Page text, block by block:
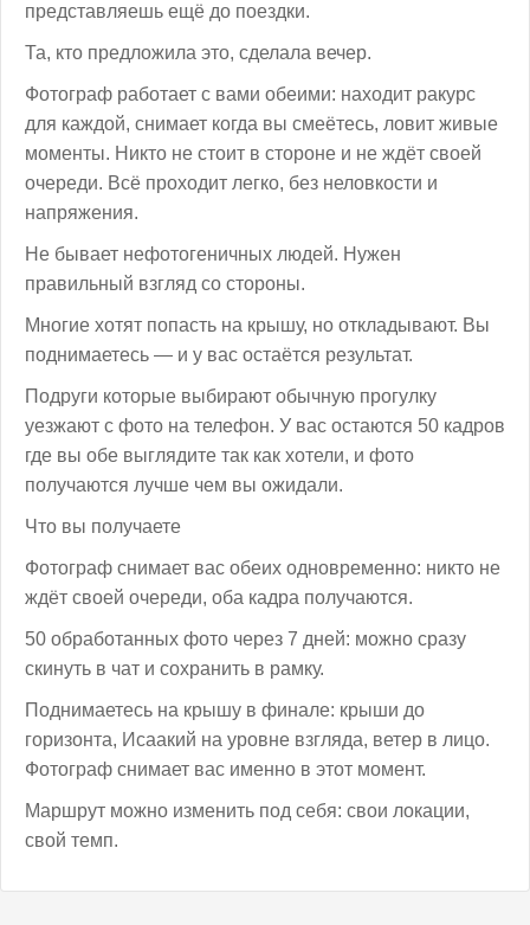
представляешь ещё до поездки.
Та, кто предложила это, сделала вечер.
Фотограф работает с вами обеими: находит ракурс
для каждой, снимает когда вы смеётесь, ловит живые
моменты. Никто не стоит в стороне и не ждёт своей
очереди. Всё проходит легко, без неловкости и
напряжения.
Не бывает нефотогеничных людей. Нужен
правильный взгляд со стороны.
Многие хотят попасть на крышу, но откладывают. Вы
поднимаетесь — и у вас остаётся результат.
Подруги которые выбирают обычную прогулку
уезжают с фото на телефон. У вас остаются 50 кадров
где вы обе выглядите так как хотели, и фото
получаются лучше чем вы ожидали.
Что вы получаете
Фотограф снимает вас обеих одновременно: никто не
ждёт своей очереди, оба кадра получаются.
50 обработанных фото через 7 дней: можно сразу
скинуть в чат и сохранить в рамку.
Поднимаетесь на крышу в финале: крыши до
горизонта, Исаакий на уровне взгляда, ветер в лицо.
Фотограф снимает вас именно в этот момент.
Маршрут можно изменить под себя: свои локации,
свой темп.